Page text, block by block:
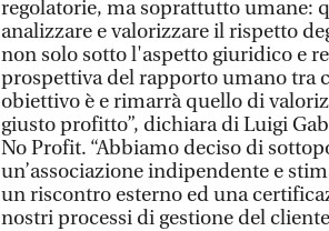
regolatorie, ma soprattutto umane:
analizzare e valorizzare il rispetto
non solo sotto l'aspetto giuridico e
prospettiva del rapporto umano tra
obiettivo è e rimarrà quello di
giusto profitto”, dichiara di Luigi
No Profit. “Abbiamo deciso di
un’associazione indipendente e
un riscontro esterno ed una
nostri processi di gestione del